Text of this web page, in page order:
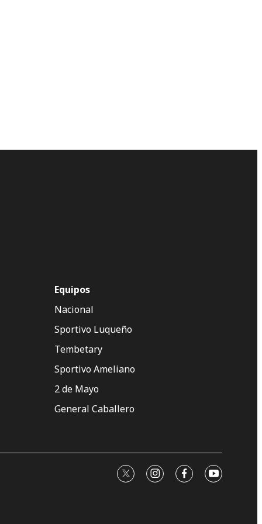
Equipos
Nacional
Sportivo Luqueño
Tembetary
Sportivo Ameliano
2 de Mayo
General Caballero
twitterinstagram
facebookyoutube